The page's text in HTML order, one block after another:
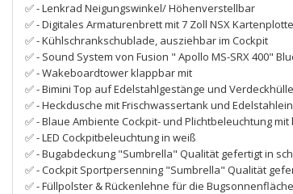
✅ - Lenkrad Neigungswinkel/ Höhenverstellbar
✅ - Digitales Armaturenbrett mit 7 Zoll NSX
✅ - Kühlschrankschublade, ausziehbar im Cockpit
✅ - Sound System von Fusion " Apollo MS-SRX 400"
✅ - Wakeboardtower klappbar mit
✅ - Bimini Top auf Edelstahlgestänge und
✅ - Heckdusche mit Frischwassertank und
✅ - Blaue Ambiente Cockpit- und Plichtbeleuchtung
✅ - LED Cockpitbeleuchtung in weiß
✅ - Bugabdeckung "Sumbrella" Qualität gefertigt in
✅ - Cockpit Sportpersenning "Sumbrella" Qualität
✅ - Füllpolster & Rückenlehne für die Bugsonnenfläche